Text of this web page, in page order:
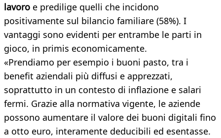
lavoro e predilige quelli che incidono
positivamente sul bilancio familiare (58%). I
vantaggi sono evidenti per entrambe le parti in
gioco, in primis economicamente.
«Prendiamo per esempio i buoni pasto, tra i
benefit aziendali più diffusi e apprezzati,
soprattutto in un contesto di inflazione e salari
fermi. Grazie alla normativa vigente, le aziende
possono aumentare il valore dei buoni digitali fino
a otto euro, interamente deducibili ed esentasse.